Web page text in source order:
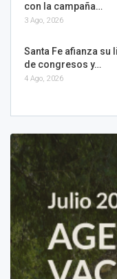
con la campaña…
3 Ago, 2026
Santa Fe afianza
de congresos y…
4 Ago, 2026